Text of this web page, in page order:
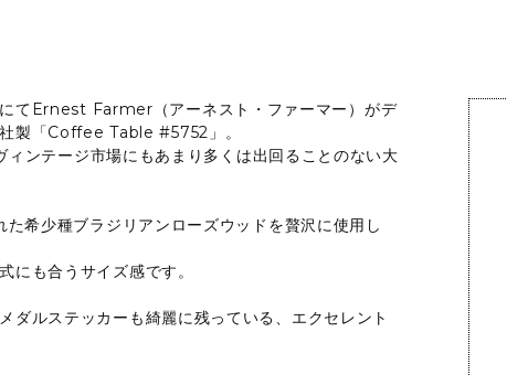
てErnest Farmer（アーネスト・ファーマー）がデ
製「Coffee Table #5752」。
ンテージ市場にもあまり多くは出回ることのない大
希少種ブラジリアンローズウッドを贅沢に使用し
にも合うサイズ感です。
ダルステッカーも綺麗に残っている、エクセレント